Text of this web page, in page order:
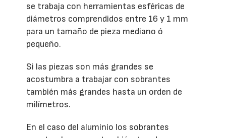
se trabaja con herramientas esféricas de
diámetros comprendidos entre 16 y 1 mm
para un tamaño de pieza mediano ó
pequeño.
Si las piezas son más grandes se
acostumbra a trabajar con sobrantes
también más grandes hasta un orden de
milímetros.
En el caso del aluminio los sobrantes